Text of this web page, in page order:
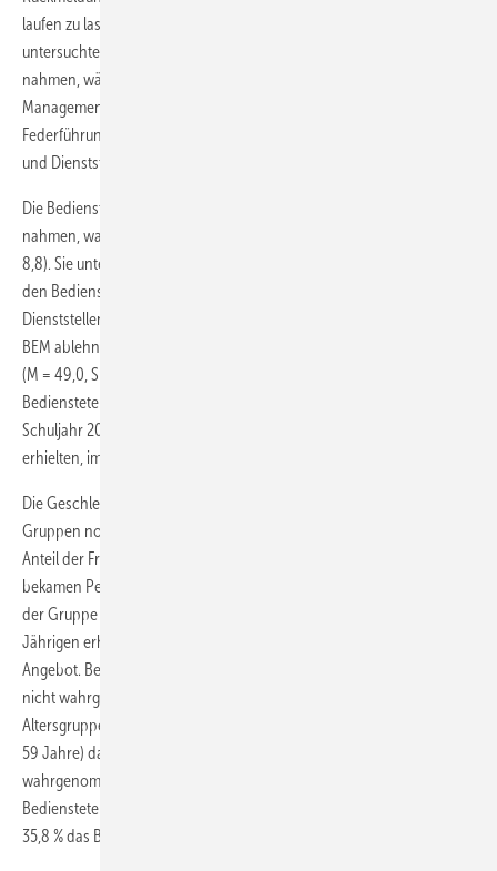
laufen zu lassen, hatten letztlich aber kein Erstgespräch im
untersuchten Zeitraum. Von den Personen, die das BEM in Anspruch
nahmen, wählten 294 (58,1 %) das IfL als federführende Stelle für das
Management des Prozesses. In 200 Fällen (39,5 %) lag die
Federführung bei der Dienststellenleitung, in 12 Fällen (2,4 %) waren IfL
und Dienststellenleitung zusammen oder andere Stellen damit betraut.
Die Bediensteten, die ein BEM unter Federführung des IfL in Anspruch
nahmen, waren im Mittel 48,8 Jahre alt (Standardabweichung [SD] =
8,8). Sie unterscheiden sich damit hinsichtlich des Alters nicht von
den Bediensteten, die das BEM unter Federführung der
Dienststellenleitung (Median [M] = 48,3, SD = 9,9) durchführten, das
BEM ablehnten (M = 48,1, SD = 10,8) oder keine Rückmeldung gaben
(M = 49,0, SD = 9,7). Im Vergleich zum Durchschnittsalter aller
Bediensteten im Schuldienst in RLP (M = 43,3, SD = 11,1; Beginn
Schuljahr 2017/2018) waren die Bediensteten, die ein BEM-Angebot
erhielten, im Durchschnitt ca. 5 Jahre älter.
Die Geschlechterverteilung unterscheidet sich weder zwischen den
Gruppen noch zur Gesamtpopulation der schulisch Bediensteten. Der
Anteil der Frauen liegt jeweils bei ca. 70 %. Die meisten BEM-Angebote
bekamen Personen zwischen 50 und 59 Jahren (34,3 %), gefolgt von
der Gruppe der 40- bis 49-Jährigen (27,9 %). Bei den unter 30-
Jährigen erhielten 3,3 %, bei den über 60-Jährigen 14,6 % das
Angebot. Betrachtet man das Verhältnis von wahrgenommenen zu
nicht wahrgenommenen BEM-Angeboten in Bezug auf die
Altersgruppen, zeigt sich, dass in den mittleren Altersgruppen (40–
59 Jahre) das BEM häufiger wahrgenommen als nicht
wahrgenommen wurde (51,4 % vs. 48,6 %). Innerhalb der Gruppe der
Bediensteten, die 60 Jahre und älter waren, nahmen hingegen nur
35,8 % das BEM wahr.